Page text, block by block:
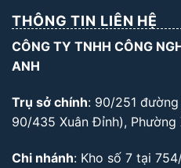
THÔNG TIN LIÊN HỆ
CÔNG TY TNHH CÔNG
ANH
Trụ sở chính: 90/251
90/435 Xuân Đỉnh), Phường
Chi nhánh: Kho số 7 tại